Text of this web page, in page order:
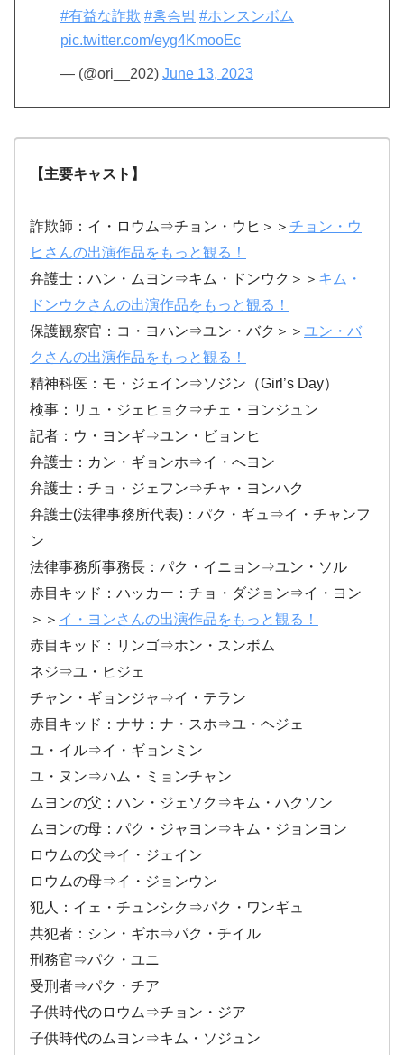
#有益な詐欺 #홍승범 #ホンスンボム
pic.twitter.com/eyg4KmooEc
— (@ori__202) June 13, 2023
【主要キャスト】
詐欺師：イ・ロウム⇒チョン・ウヒ＞＞ チョン・ウ
ヒさんの出演作品をもっと観る！
弁護士：ハン・ムヨン⇒キム・ドンウク＞＞ キム・
ドンウクさんの出演作品をもっと観る！
保護観察官：コ・ヨハン⇒ユン・バク＞＞ ユン・バ
クさんの出演作品をもっと観る！
精神科医：モ・ジェイン⇒ソジン（Girl’s Day）
検事： リュ・ジェヒョク⇒チェ・ヨンジュン
記者： ウ・ヨンギ⇒ユン・ビョンヒ
弁護士： カン・ギョンホ⇒イ・へヨン
弁護士： チョ・ジェフン⇒チャ・ヨンハク
弁護士(法律事務所代表)： パク・ギュ⇒イ・チャンフ
ン
法律事務所事務長： パク・イニョン⇒ユン・ソル
赤目キッド：ハッカー：チョ・ダジョン⇒イ・ヨン
＞＞ イ・ヨンさんの出演作品をもっと観る！
赤目キッド：リンゴ⇒ホン・スンボム
ネジ⇒ユ・ヒジェ
チャン・ギョンジャ⇒イ・テラン
赤目キッド：ナサ：ナ・スホ⇒ユ・ヘジェ
ユ・イル⇒イ・ギョンミン
ユ・ヌン⇒ハム・ミョンチャン
ムヨンの父： ハン・ジェソク⇒キム・ハクソン
ムヨンの母： パク・ジャヨン⇒キム・ジョンヨン
ロウムの父⇒イ・ジェイン
ロウムの母⇒イ・ジョンウン
犯人： イェ・チュンシク⇒パク・ワンギュ
共犯者： シン・ギホ⇒パク・チイル
刑務官⇒パク・ユニ
受刑者⇒パク・チア
子供時代のロウム⇒チョン・ジア
子供時代のムヨン⇒キム・ソジュン